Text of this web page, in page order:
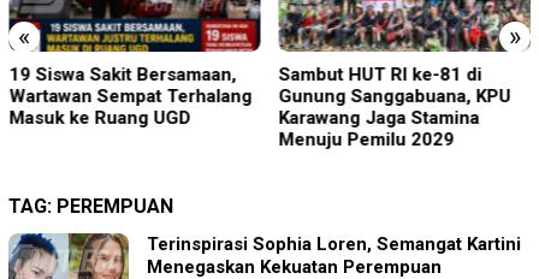
« »
19 Siswa Sakit Bersamaan,
Wartawan Sempat Terhalang
Masuk ke Ruang UGD
Sambut HUT RI ke-81 di
Gunung Sanggabuana, KPU
Karawang Jaga Stamina
Menuju Pemilu 2029
TAG: PEREMPUAN
Terinspirasi Sophia Loren, Semangat Kartini
Menegaskan Kekuatan Perempuan